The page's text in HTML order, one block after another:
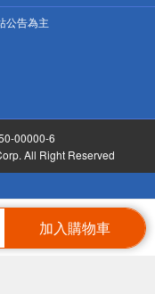
加入購物車
公告為主
00000-6
All Right Reserved